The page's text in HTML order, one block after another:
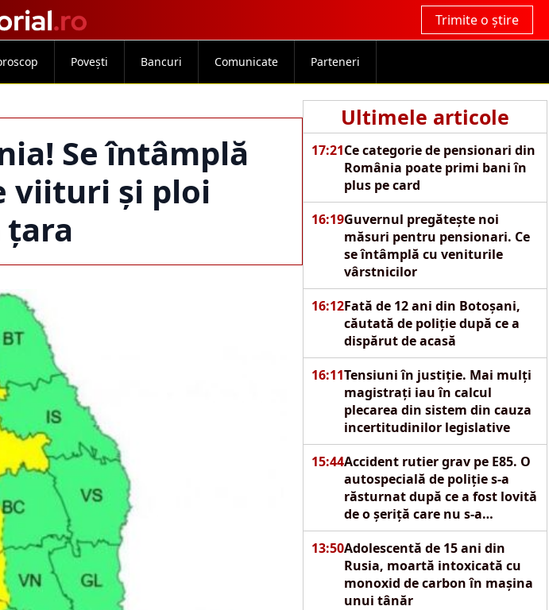
Trimite o știre
Povești Bancuri Comunicate Parteneri
Se întâmplă
viituri și ploi
Ultimele articole
17:21Ce categorie de pensionari din
România poate primi bani în
plus pe card
16:19Guvernul pregătește noi
măsuri pentru pensionari. Ce
se întâmplă cu veniturile
vârstnicilor
16:12Fată de 12 ani din Botoșani,
căutată de poliție după ce a
dispărut de acasă
16:11Tensiuni în justiție. Mai mulți
magistrați iau în calcul
plecarea din sistem din cauza
incertitudinilor legislative
15:44Accident rutier grav pe E85. O
autospecială de poliție s-a
răsturnat după ce a fost lovită
de o șeriță care nu s-a
asigurat
13:50Adolescentă de 15 ani din
Rusia, moartă intoxicată cu
monoxid de carbon în mașina
unui tânăr